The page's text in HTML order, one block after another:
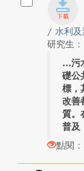
/ 水利
研究生
污
礎公
標，
改善
質。
普及
點閱